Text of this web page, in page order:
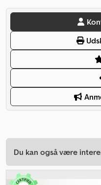
Du kan også være